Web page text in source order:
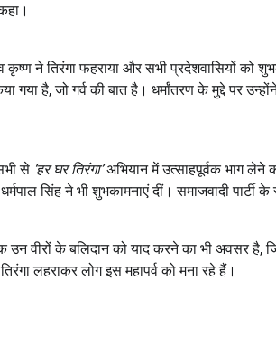
ने तिरंगा फहराया और सभी प्रदेशवासियों को
गया है, जो गर्व की बात है। धर्मांतरण के मुद्दे पर
से हर घर तिरंगा’अभियान में उत्साहपूर्वक भाग लेने
सिंह ने भी शुभकामनाएं दीं। समाजवादी पार्टी
वीरों के बलिदान को याद करने का भी अवसर है,
लहराकर लोग इस महापर्व को मना रहे हैं।